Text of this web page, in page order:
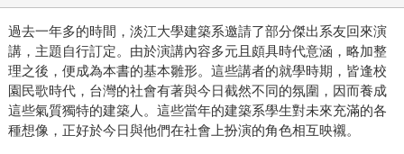
過去一年多的時間，淡江大學建築系邀請了部分傑出系友回來演
講，主題自行訂定。由於演講內容多元且頗具時代意涵，略加整
理之後，便成為本書的基本雛形。這些講者的就學時期，皆逢校
園民歌時代，台灣的社會有著與今日截然不同的氛圍，因而養成
這些氣質獨特的建築人。這些當年的建築系學生對未來充滿的各
種想像，正好於今日與他們在社會上扮演的角色相互映襯。